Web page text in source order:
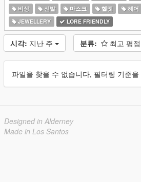
비상
신발 마스크 헬멧 헤어
JEWELLERY
LORE FRIENDLY
시각: 지난 주 분류: 최고 평점
파일을 찾을 수 없습니다, 필터링 기준
Designed in Alderney
Made in Los Santos